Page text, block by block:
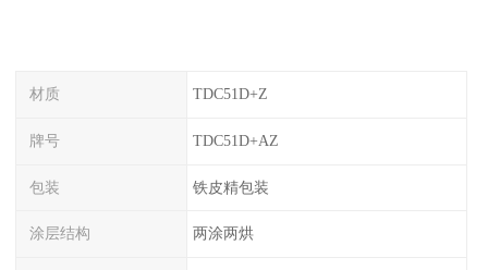
材质 TDC51D+Z
牌号 TDC51D+AZ
包装 铁皮精包装
涂层结构 两涂两烘